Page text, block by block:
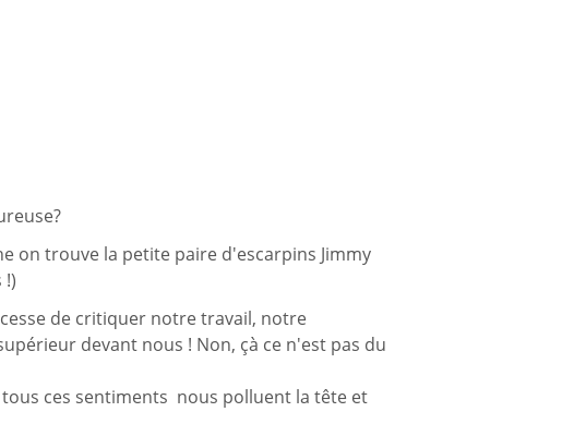
on trouve la petite paire d'escarpins Jimmy
de critiquer notre travail, notre
devant nous ! Non, çà ce n'est pas du
ces sentiments nous polluent la tête et